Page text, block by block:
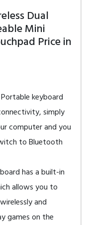
Dual
Mini
Price in
Portable keyboard
simply
computer and you
to Bluetooth
has a built-in
allows you to
and
games on the